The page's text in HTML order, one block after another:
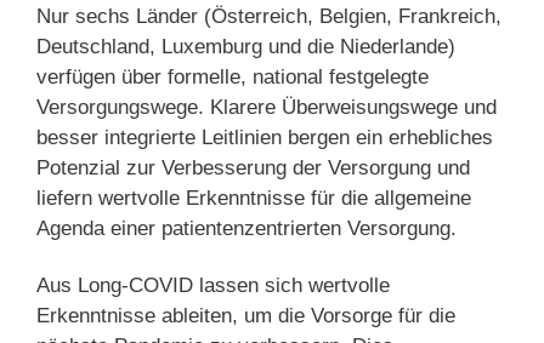
Nur sechs Länder (Österreich, Belgien, Frankreich,
Deutschland, Luxemburg und die Niederlande)
verfügen über formelle, national festgelegte
Versorgungswege. Klarere Überweisungswege und
besser integrierte Leitlinien bergen ein erhebliches
Potenzial zur Verbesserung der Versorgung und
liefern wertvolle Erkenntnisse für die allgemeine
Agenda einer patientenzentrierten Versorgung.
Aus Long-COVID lassen sich wertvolle
Erkenntnisse ableiten, um die Vorsorge für die